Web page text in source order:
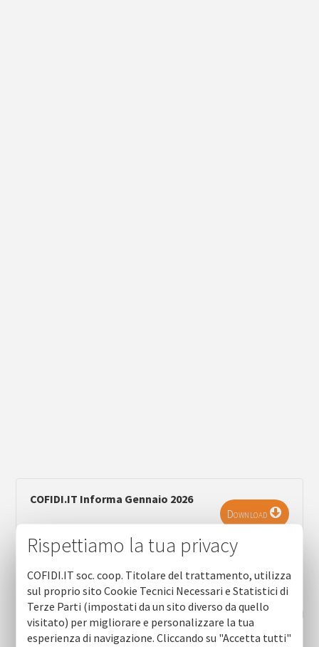
COFIDI.IT Informa Gennaio 2026
Download
RICHIEDI INFORMAZIONI
Rispettiamo la tua privacy
COFIDI.IT soc. coop. Titolare del trattamento, utilizza
sul proprio sito Cookie Tecnici Necessari e Statistici di
Terze Parti (impostati da un sito diverso da quello
visitato) per migliorare e personalizzare la tua
esperienza di navigazione. Cliccando su "Accetta tutti"